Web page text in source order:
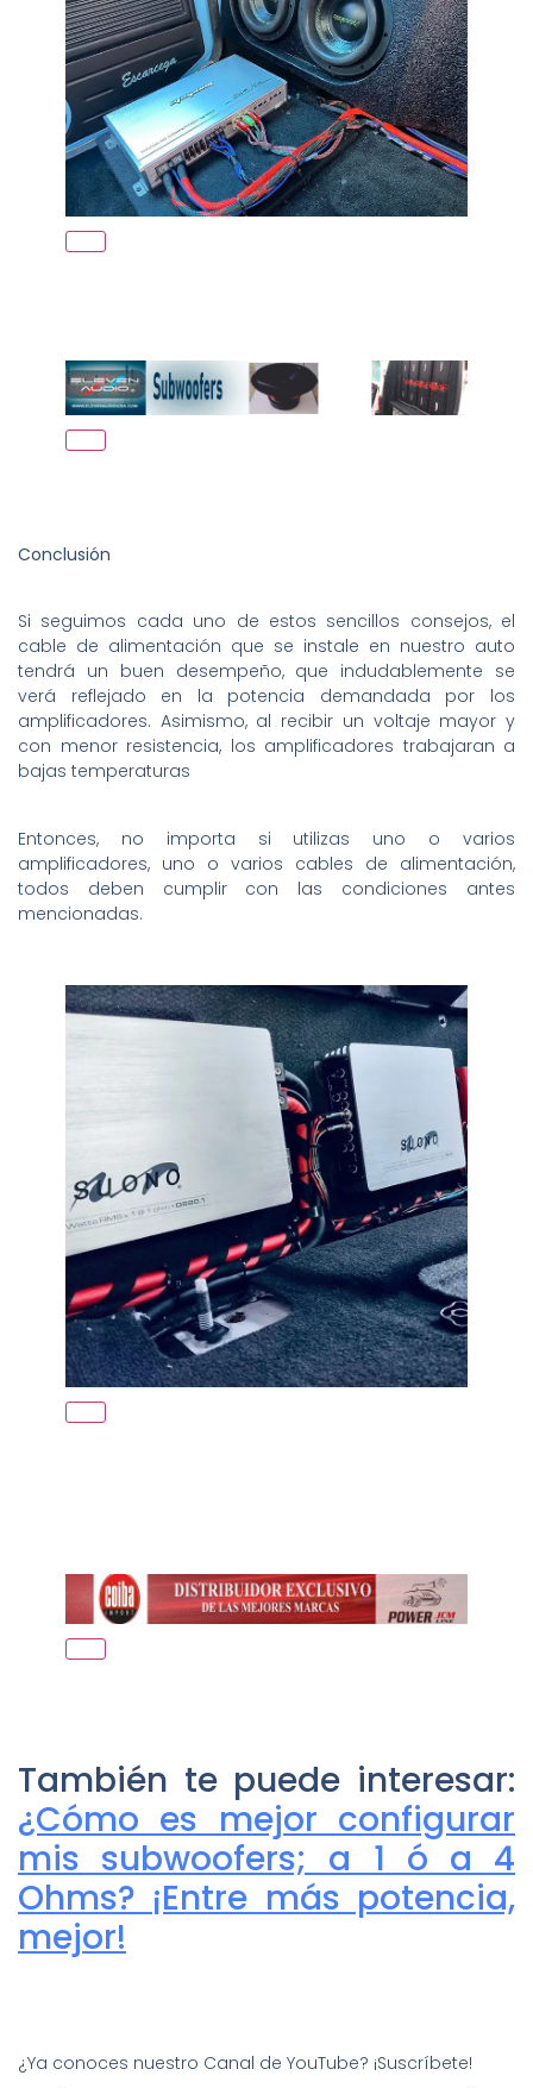
Conclusión
Si seguimos cada uno de estos sencillos consejos, el
cable de alimentación que se instale en nuestro auto
tendrá un buen desempeño, que indudablemente se
verá reflejado en la potencia demandada por los
amplificadores. Asimismo, al recibir un voltaje mayor y
con menor resistencia, los amplificadores trabajaran a
bajas temperaturas
Entonces, no importa si utilizas uno o varios
amplificadores, uno o varios cables de alimentación,
todos deben cumplir con las condiciones antes
mencionadas.
También te puede interesar:
¿Cómo es mejor configurar
mis subwoofers; a 1 ó a 4
Ohms? ¡Entre más potencia,
mejor!
¿Ya conoces nuestro Canal de YouTube? ¡Suscríbete!